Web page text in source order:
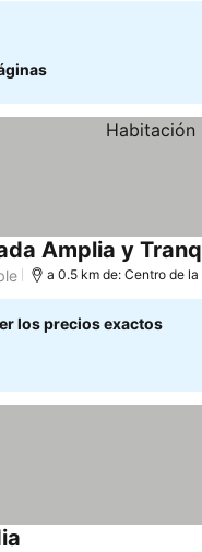
Amplia y
a 0.5 km de: Centro de
los precios exactos